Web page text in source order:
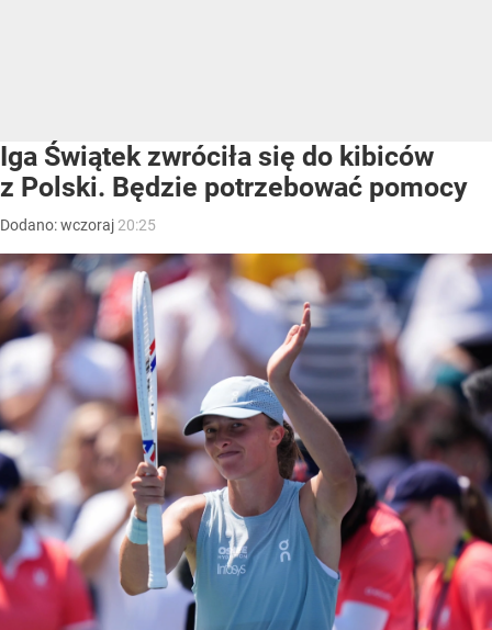
Iga Świątek zwróciła się do kibiców
z Polski. Będzie potrzebować pomocy
Dodano:wczoraj 20:25